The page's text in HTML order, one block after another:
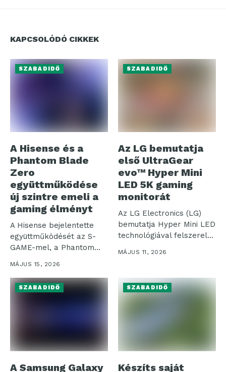
KAPCSOLÓDÓ CIKKEK
SZABADIDŐ
A Hisense és a
Phantom Blade
Zero
együttműködése
új szintre emeli a
gaming élményt
A Hisense bejelentette
együttműködését az S-
GAME-mel, a Phantom
Blade Zero fejlesztőjével,
amelynek...
MÁJUS 15, 2026
SZABADIDŐ
Az LG bemutatja
első UltraGear
evo™ Hyper Mini
LED 5K gaming
monitorát
Az LG Electronics (LG)
bemutatja Hyper Mini LED
technológiával felszerelt,
új UltraGear...
MÁJUS 11, 2026
SZABADIDŐ
A Samsung Galaxy
SZABADIDŐ
Készíts saját